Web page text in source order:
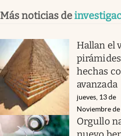
Más noticias de
Hallan el
hechas
avanzada
jueves, 13 de
Noviembre
Orgullo